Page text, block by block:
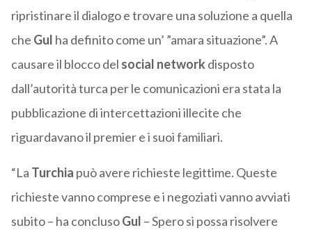
ripristinare il dialogo e trovare una soluzione a quella
che Gul ha definito come un’ ”amara situazione”. A
causare il blocco del social networkdisposto
dall’autorità turca per le comunicazioni era stata la
pubblicazione di intercettazioni illecite che
riguardavano il premier e i suoi familiari.
“La Turchia può avere richieste legittime. Queste
richieste vanno comprese e i negoziati vanno avviati
subito – ha conclusoGul – Spero si possa risolvere